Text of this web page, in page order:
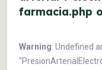
farmacia.php
Warning: Undefined